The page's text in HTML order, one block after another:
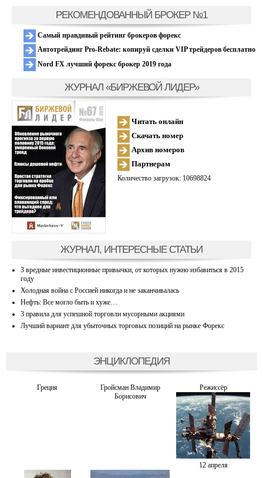
РЕКОМЕНДОВАННЫЙ БРОКЕР №1
Самый правдивый рейтинг брокеров форекс
Автотрейдинг Pro-Rebate: копируй сделки VIP трейдеров бесплатно
Nord FX лучший форекс брокер 2019 года
ЖУРНАЛ «БИРЖЕВОЙ ЛИДЕР»
Читать онлайн
Скачать номер
Архив номеров
Партнерам
Количество загрузок: 10698824
ЖУРНАЛ, ИНТЕРЕСНЫЕ СТАТЬИ
3 вредные инвестиционные привычки, от которых нужно избавиться в 2015
году
Холодная война с Россией никогда и не заканчивалась
Нефть: Все могло быть и хуже…
3 правила для успешной торговли мусорными акциями
Лучший вариант для убыточных торговых позиций на рынке Форекс
ЭНЦИКЛОПЕДИЯ
Греция
Гройсман Владимир
Борисович
Режиссёр
12 апреля